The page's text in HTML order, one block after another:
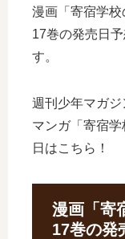
漫画「寄宿学
17巻の発売日
す。
週刊少年マガ
マンガ「寄宿
日はこちら！
漫画「寄
17巻の発